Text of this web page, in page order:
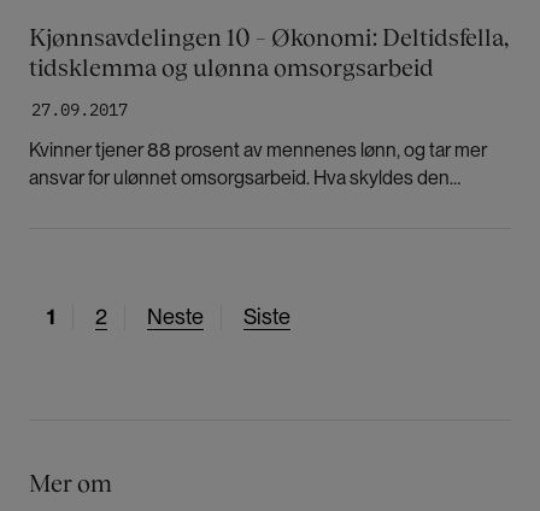
27.09.2017
Kjønnsavdelingen 10 – Økonomi: Deltidsfella,
tidsklemma og ulønna omsorgsarbeid
Kvinner tjener 88 prosent av mennenes lønn, og tar mer
ansvar for ulønnet omsorgsarbeid. Hva skyldes den
N
e
1
S
2
N
Neste
S
Siste
Mer om